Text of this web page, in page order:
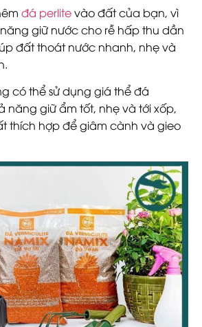
đá perlitevào đất của bạn, vì
giữ nước cho rễ hấp thu dần
đất thoát nước nhanh, nhẹ và
có thể sử dụng giá thể đá
năng giữ ẩm tốt, nhẹ và tới xốp,
thích hợp để giâm cành và gieo